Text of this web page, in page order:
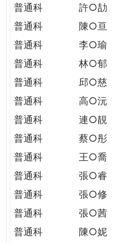
普通科
許○劼
普通科
陳○亘
普通科
李○瑜
普通科
林○郁
普通科
邱○慈
普通科
高○沅
普通科
連○靚
普通科
蔡○彤
普通科
王○喬
普通科
張○睿
普通科
張○修
普通科
張○茜
普通科
陳○妮